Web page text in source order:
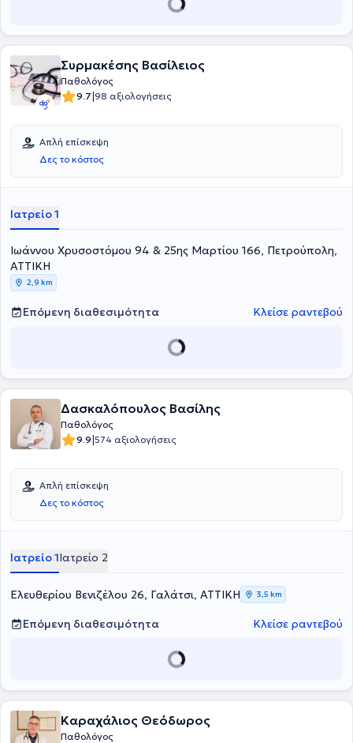
Συρμακέσης Βασίλειος
Παθολόγος
9.7|98 αξιολογήσεις
Απλή επίσκεψη
Δες το κόστος
Ιατρείο 1
Ιωάννου Χρυσοστόμου 94 & 25ης Μαρτίου 166, Πετρούπολη,
ΑΤΤΙΚΗ
2,9 km
Επόμενη διαθεσιμότητα Κλείσε ραντεβού
Δασκαλόπουλος Βασίλης
Παθολόγος
9.9|574 αξιολογήσεις
Απλή επίσκεψη
Δες το κόστος
Ιατρείο 1Ιατρείο 2
Ελευθερίου Βενιζέλου 26, Γαλάτσι, ΑΤΤΙΚΗ 3,5 km
Επόμενη διαθεσιμότητα Κλείσε ραντεβού
Καραχάλιος Θεόδωρος
Παθολόγος